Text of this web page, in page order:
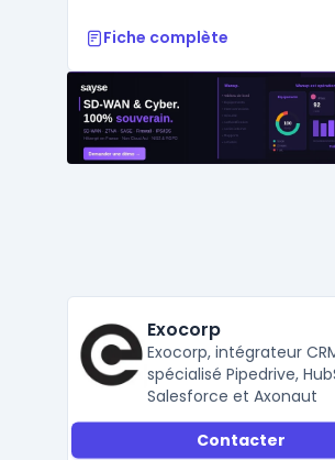
Fiche complète
Exocorp
Exocorp, intégrateur
spécialisé Pipedrive,
Salesforce et Axonaut
Contacter